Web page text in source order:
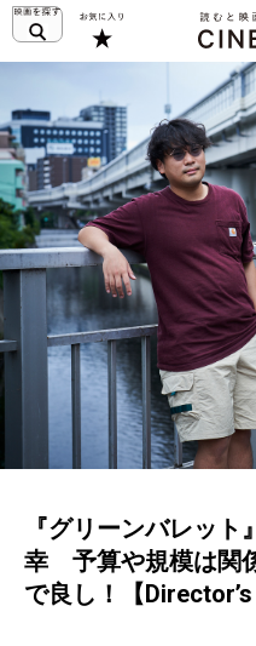
『グリーンバレッ
幸 予算や規模は関
で良し！【